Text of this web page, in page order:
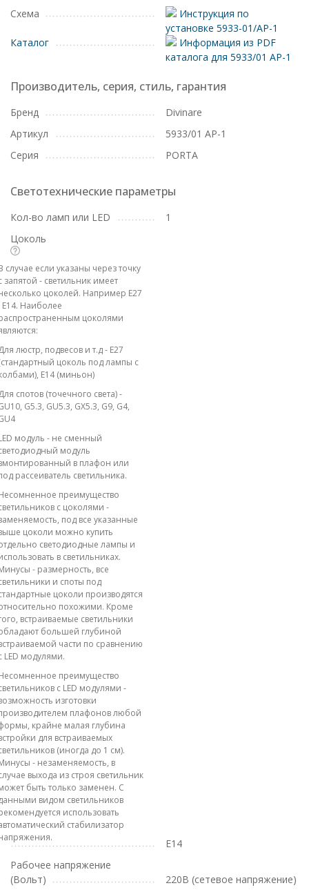
Схема
Инструкция по
установке 5933-01/AP-1
Каталог
Информация из PDF
каталога для 5933/01 AP-1
Производитель, серия, стиль, гарантия
Бренд
Divinare
Артикул
5933/01 AP-1
Серия
PORTA
Светотехнические параметры
Кол-во ламп или LED
1
Цоколь
случае если указаны через точку
запятой - светильник имеет
цоколей. Например E27
E14. Наиболее
цоколями
люстр, подвесов и т.д - E27
цоколь под лампы с
E14 (миньон)
спотов (точечного света) -
G5.3, GU5.3, GX5.3, G9, G4,
модуль - не сменный
модуль
в плафон или
рассеиватель светильника.
преимущество
с цоколями -
под все указанные
цоколи можно купить
светодиодные лампы и
в светильниках.
- размерность, все
и споты под
цоколи производятся
похожими. Кроме
встраиваемые светильники
большей глубиной
части по сравнению
LED модулями.
преимущество
с LED модулями -
изготовки
плафонов любой
крайне малая глубина
для встраиваемых
(иногда до 1 см).
- незаменяемость, в
выхода из строя светильник
быть только заменен. С
видом светильников
использовать
стабилизатор
E14
Рабочее напряжение
(Вольт)
220В (сетевое напряжение)